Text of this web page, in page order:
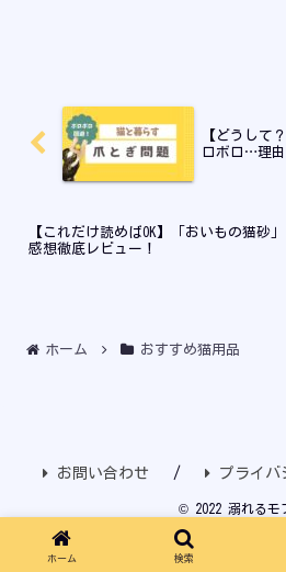
【どうして
ロボロ…理由
【これだけ読めばOK】「おいもの猫砂」
感想徹底レビュー！
ホーム おすすめ猫用品
お問い合わせ プライバ
© 2022 溺れるモ
ホーム 検索